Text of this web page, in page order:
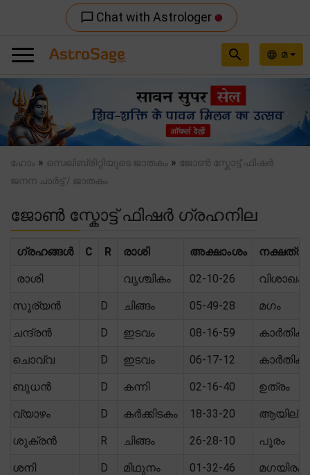
chat_bubble_outline Chat with Astrologer
language മ
search
Previous
ഹോം » സെലിബ്രിറ്റിയുടെ ജാതകം » ജോൺ സ്കോട്ട് ഫിഷർ
ജനന ചാർട്ട് / ജാതകം
ജോൺ സ്കോട്ട് ഫിഷർ ഗ്രഹനില
ഗ്രഹങ്ങൾ C R രാശി അക്ഷാംശം നക്ഷത്രം
രാശി വൃശ്ചികം 02-10-26 വിശാഖം
സൂര്യൻ D ചിങ്ങം 05-49-28 മഗം
ചന്ദ്രൻ D ഇടവം 08-16-59 കാർതിക
ചൊവ്വ D ഇടവം 06-17-12 കാർതിക
ബുധൻ D കന്നി 02-16-40 ഉത്രം
വ്യാഴം D കർക്കിടകം 18-33-20
ശുക്രൻ R ചിങ്ങം 26-28-10 പൂരം
ശനി D മിഥുനം 01-32-46 മഗയിരം